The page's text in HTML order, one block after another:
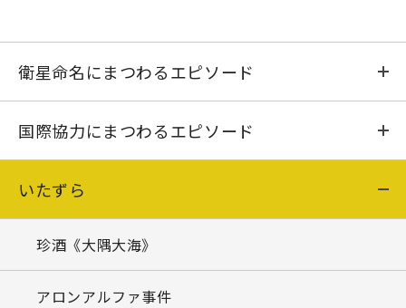
衛星命名にまつわるエピソード
おおすみ
たんせい
国際協力にまつわるエピソード
さまざまな「ガイジン」模様
ラーメンの指
史上最大の作戦
いたずら
珍酒《大隅大海》
アロンアルファ事件